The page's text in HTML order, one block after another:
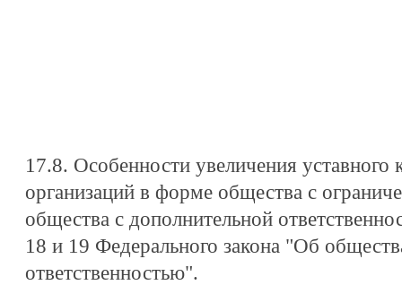
17.8. Особенности увеличения уставного
организаций в форме общества с
общества с дополнительной
18 и 19 Федерального закона "Об
ответственностью".